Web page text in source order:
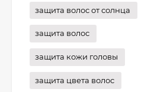
защита волос от солнца
защита волос
защита кожи головы
защита цвета волос